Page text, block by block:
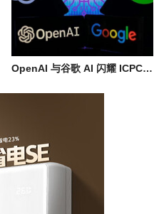
OpenAI 与谷歌 AI 闪耀 ICPC 2025，登顶金牌榜